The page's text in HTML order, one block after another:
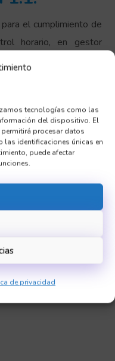
tecnologías como las
del dispositivo. El
procesar datos
las identificaciones únicas en
puede afectar
de privacidad
el cumplimiento de
horario, en gestor
de fichar desde la
APP móvil desde
NT avanza terreno
digital. Todos sus
en proceso de
de los consumidores.
de acuerdo a los
la Unión Europea.